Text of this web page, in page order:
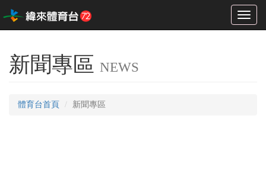
Toggle
新聞專區 NEWS
體育台首頁 新聞專區